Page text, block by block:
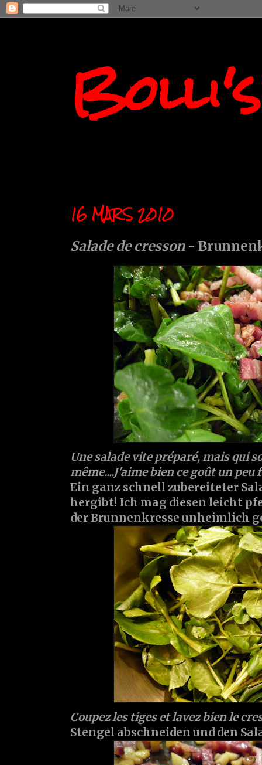
16 MARS 2010
Salade de cresson-
Une salade vite préparé, mais qui
même....J'aime bien ce goût un
Ein ganz schnell zubereiteter
hergibt! Ich mag diesen leicht
der Brunnenkresse unheimlich
Coupez les tiges et lavez bien le
Stengel abschneiden und den